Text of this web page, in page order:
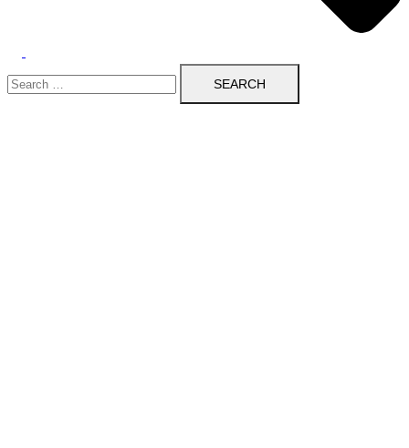
Search
for: